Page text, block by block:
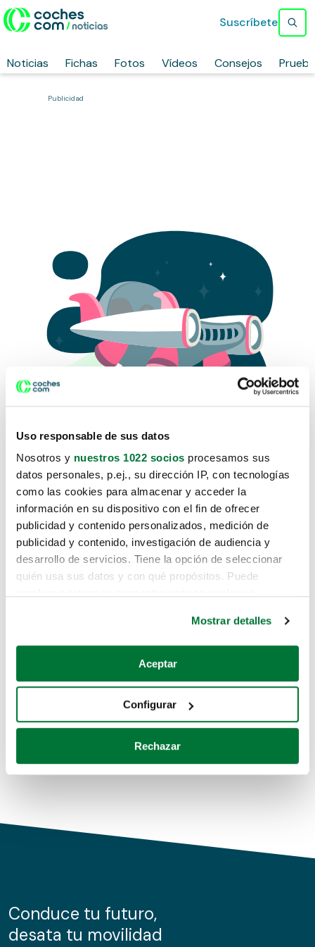
Uso responsable de sus datos
Nosotros y nuestros 1022 socios procesamos sus
datos personales, p.ej., su dirección IP, con tecnologías
como las cookies para almacenar y acceder la
información en su dispositivo con el fin de ofrecer
publicidad y contenido personalizados, medición de
publicidad y contenido, investigación de audiencia y
desarrollo de servicios. Tiene la opción de seleccionar
quién usa sus datos y con qué propósitos. Puede
Si lo permite, también quisiéramos:
Recopilar información sobre su ubicación geográfica
Identificar su dispositivo analizándolo activamente
para buscar características específicas (huellas
Obtenga más información sobre cómo se procesan sus
de cookies.
información sobre el uso que haga del sitio web con
nuestros partners de redes sociales, publicidad y análisis
Mostrar detalles
Aceptar
Configurar
Rechazar
Noticias Fichas Fotos Vídeos Consejos
Suscríbete
Publicidad
Lo sentimos, no sabemos como
te hemos traido hasta aquí.
Pero puedes encontrar el coche que estás
buscando en alguno de estos enlaces:
Coches de segunda mano
Coches de km0
Conduce tu futuro,
desata tu movilidad